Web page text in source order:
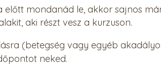
mondanád le, akkor sajnos
aki részt vesz a kurzuson.
(betegség vagy egyéb
neked.